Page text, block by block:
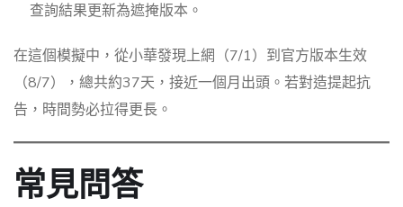
查詢結果更新為遮掩版本。
在這個模擬中，從小華發現上網（7/1）到官方版本生效
（8/7），總共約37天，接近一個月出頭。若對造提起抗
告，時間勢必拉得更長。
常見問答